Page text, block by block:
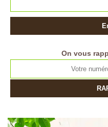
On vous